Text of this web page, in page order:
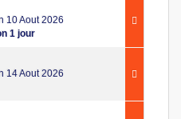
10 Aout 2026
1 jour
14 Aout 2026